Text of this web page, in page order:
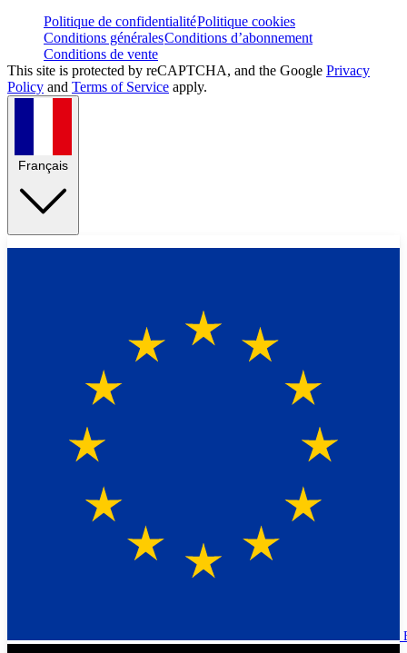
Politique de confidentialitéPolitique cookies
Conditions généralesConditions d’abonnement
Conditions de vente
This site is protected by reCAPTCHA, and the Google Privacy
Policy and Terms of Service apply.
Français